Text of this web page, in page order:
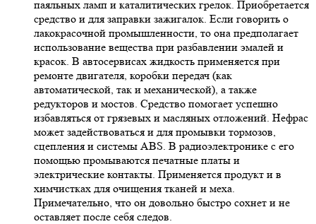
паяльных ламп и каталитических грелок. Приобретается
средство и для заправки зажигалок. Если говорить о
лакокрасочной промышленности, то она предполагает
использование вещества при разбавлении эмалей и
красок. В автосервисах жидкость применяется при
ремонте двигателя, коробки передач (как
автоматической, так и механической), а также
редукторов и мостов. Средство помогает успешно
избавляться от грязевых и масляных отложений. Нефрас
может задействоваться и для промывки тормозов,
сцепления и системы ABS. В радиоэлектронике с его
помощью промываются печатные платы и
электрические контакты. Применяется продукт и в
химчистках для очищения тканей и меха.
Примечательно, что он довольно быстро сохнет и не
оставляет после себя следов.